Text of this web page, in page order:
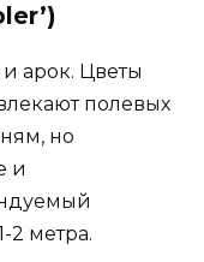
арок. Цветы
полевых
но
и
2 метра.